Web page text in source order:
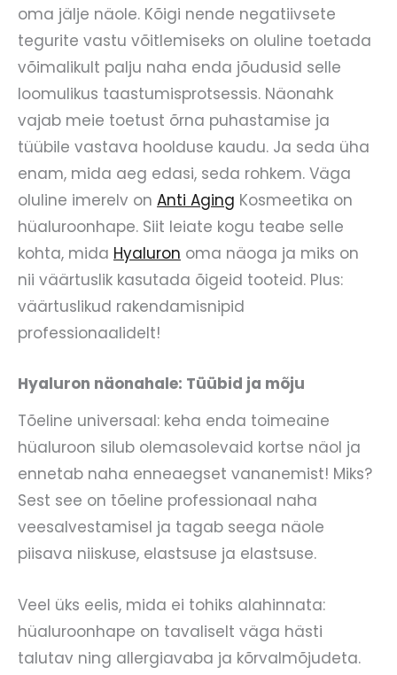
oma jälje näole. Kõigi nende negatiivsete
tegurite vastu võitlemiseks on oluline toetada
võimalikult palju naha enda jõudusid selle
loomulikus taastumisprotsessis. Näonahk
vajab meie toetust õrna puhastamise ja
tüübile vastava hoolduse kaudu. Ja seda üha
enam, mida aeg edasi, seda rohkem. Väga
oluline imerelv on Anti Aging Kosmeetika on
hüaluroonhape. Siit leiate kogu teabe selle
kohta, mida Hyaluron oma näoga ja miks on
nii väärtuslik kasutada õigeid tooteid. Plus:
väärtuslikud rakendamisnipid
professionaalidelt!
Hyaluron näonahale: Tüübid ja mõju
Tõeline universaal: keha enda toimeaine
hüaluroon silub olemasolevaid kortse näol ja
ennetab naha enneaegset vananemist! Miks?
Sest see on tõeline professionaal naha
veesalvestamisel ja tagab seega näole
piisava niiskuse, elastsuse ja elastsuse.
Veel üks eelis, mida ei tohiks alahinnata:
hüaluroonhape on tavaliselt väga hästi
talutav ning allergiavaba ja kõrvalmõjudeta.